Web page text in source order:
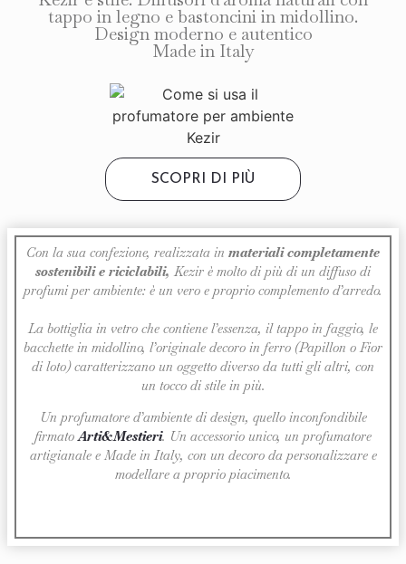
tappo in legno e bastoncini in midollino.
Design moderno e autentico
Made in Italy
SCOPRI DI PIÙ
Con la sua confezione, realizzata in materiali completamente
sostenibili e riciclabili, Kezir è molto di più di un diffuso di
profumi per ambiente: è un vero e proprio complemento d’arredo.
La bottiglia in vetro che contiene l’essenza, il tappo in faggio, le
bacchette in midollino, l’originale decoro in ferro (Papillon o Fior
di loto) caratterizzano un oggetto diverso da tutti gli altri, con
un tocco di stile in più.
Un profumatore d’ambiente di design, quello inconfondibile
firmatoArti&Mestieri. Un accessorio unico, un profumatore
artigianale e Made in Italy, con un decoro da personalizzare e
modellare a proprio piacimento.